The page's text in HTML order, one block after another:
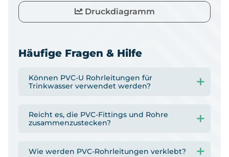
Druckdiagramm
Häufige Fragen & Hilfe
Können PVC-U Rohrleitungen für
Trinkwasser verwendet werden?
Reicht es, die PVC-Fittings und Rohre
zusammenzustecken?
Wie werden PVC-Rohrleitungen verklebt?